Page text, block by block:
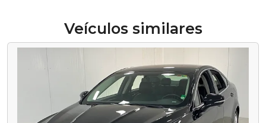
Veículos similares